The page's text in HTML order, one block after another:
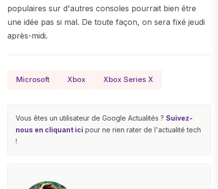
populaires sur d'autres consoles pourrait bien être
une idée pas si mal. De toute façon, on sera fixé jeudi
après-midi.
Microsoft Xbox Xbox Series X
Vous êtes un utilisateur de Google Actualités ? Suivez-
nous en cliquant ici pour ne rien rater de l'actualité tech
!